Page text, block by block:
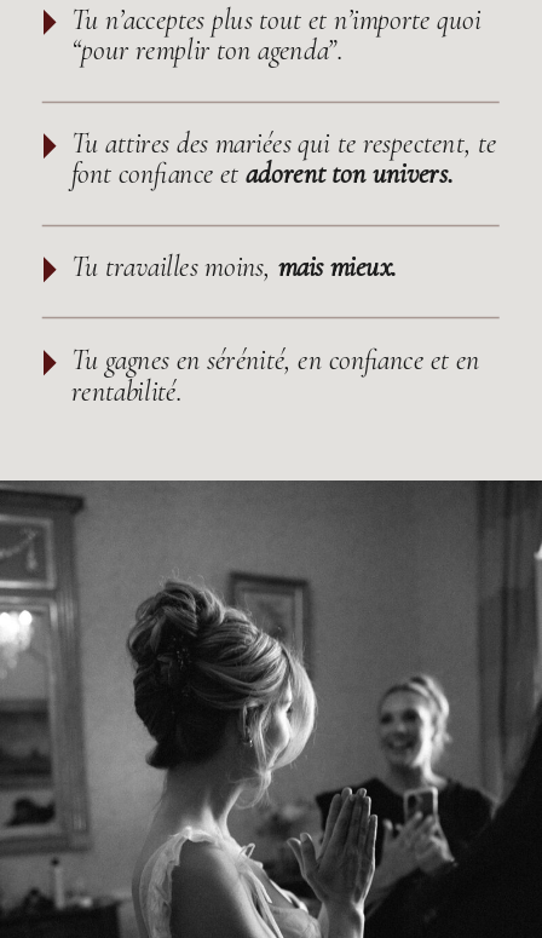
Tu travailles moins, mais mieux.
Tu n’acceptes plus tout et n’importe quoi
“pour remplir ton agenda”.
Tu gagnes en sérénité, en confiance et en
rentabilité.
Tu attires des mariées qui te respectent, te
font confiance et adorent ton univers.